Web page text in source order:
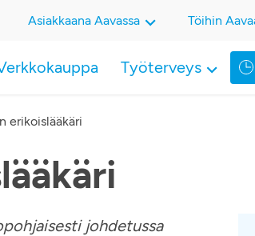
Työterveys
Asiakkaana Aavassa Töihin
erikoislääkäri
johdetussa